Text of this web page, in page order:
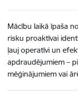
Mācību laikā īpaša
risku proaktīvai
ļauj operatīvi un
apdraudējumiem –
mēģinājumiem vai